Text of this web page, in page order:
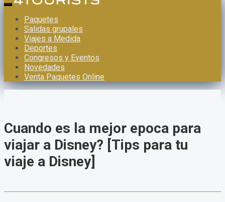
Paquetes
Salidas grupales
Viajes a Medida
Deportes
Congresos y Eventos
Novedades
Venta Paquetes Online
Cuando es la mejor epoca para
viajar a Disney? [Tips para tu
viaje a Disney]